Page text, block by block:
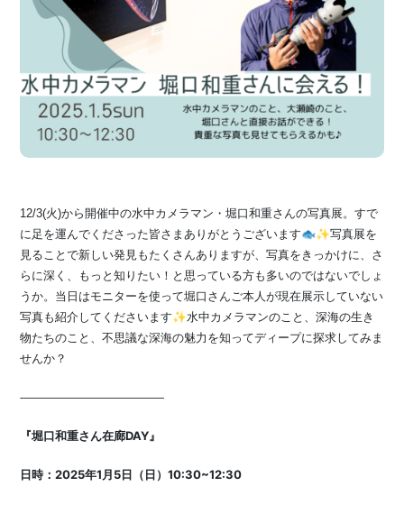
12/3(火)から開催中の水中カメラマン・堀口和重さんの写真展。すで
に足を運んでくださった皆さまありがとうございます🐟✨写真展を
見ることで新しい発見もたくさんありますが、写真をきっかけに、さ
らに深く、もっと知りたい！と思っている方も多いのではないでしょ
うか。当日はモニターを使って堀口さんご本人が現在展示していない
写真も紹介してくださいます✨水中カメラマンのこと、深海の生き
物たちのこと、不思議な深海の魅力を知ってディープに探求してみま
せんか？
-————————————
『堀口和重さん在廊DAY』
日時：2025年1月5日（日）10:30~12:30